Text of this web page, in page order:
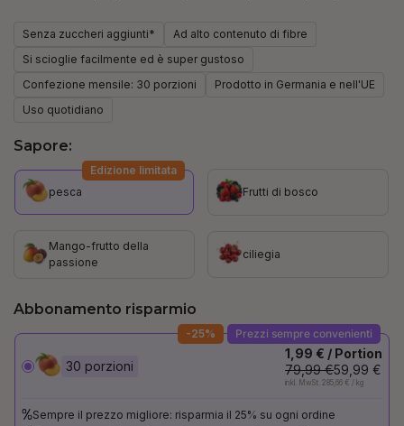
Senza zuccheri aggiunti*
Ad alto contenuto di fibre
Si scioglie facilmente ed è super gustoso
Confezione mensile: 30 porzioni
Prodotto in Germania e nell'UE
Uso quotidiano
Sapore:
Edizione limitata
pesca
Frutti di bosco
Mango-frutto della
passione
ciliegia
Abbonamento risparmio
-25% Prezzi sempre convenienti
30 porzioni
1,99 € / Portion
79,99 €59,99 €
inkl. MwSt. 285,66 € / kg
Sempre il prezzo migliore: risparmia il 25% su ogni ordine